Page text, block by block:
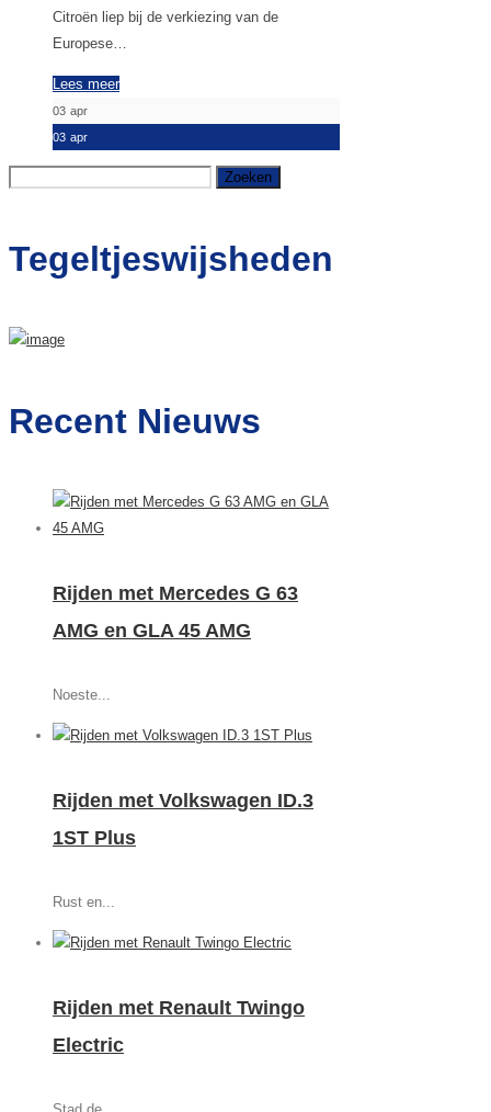
Citroën liep bij de verkiezing van de
Europese…
Lees meer
03 apr
03 apr
Tegeltjeswijsheden
Recent Nieuws
Rijden met Mercedes G 63
AMG en GLA 45 AMG
Noeste...
Rijden met Volkswagen ID.3
1ST Plus
Rust en...
Rijden met Renault Twingo
Electric